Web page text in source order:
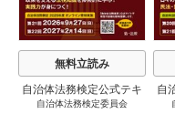
無料立読み
自治体法務検定公式テキ
スト 政策法務編 ２０
自治体法務検定委員会
自